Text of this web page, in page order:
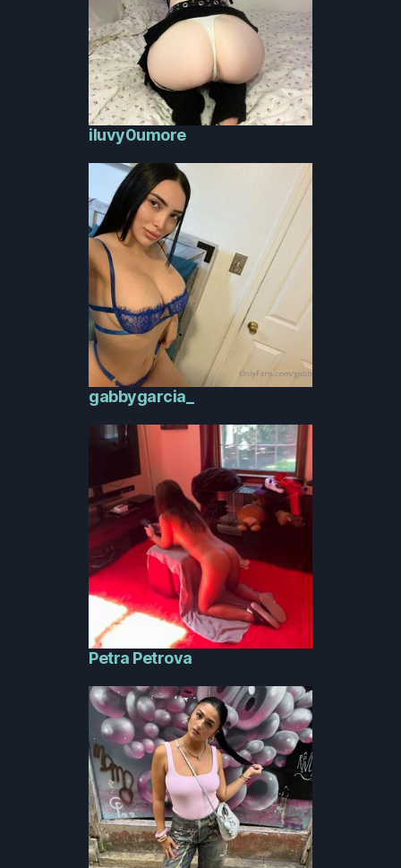
iluvy0umore
gabbygarcia_
Petra Petrova